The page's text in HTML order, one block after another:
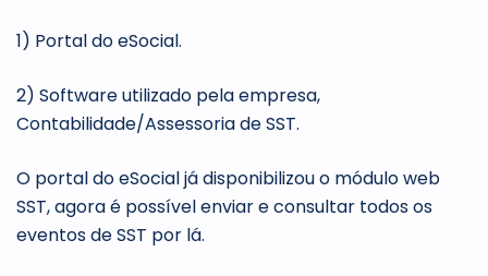
1) Portal do eSocial.
2) Software utilizado pela empresa,
Contabilidade/Assessoria de SST.
O portal do eSocial já disponibilizou o módulo web
SST, agora é possível enviar e consultar todos os
eventos de SST por lá.